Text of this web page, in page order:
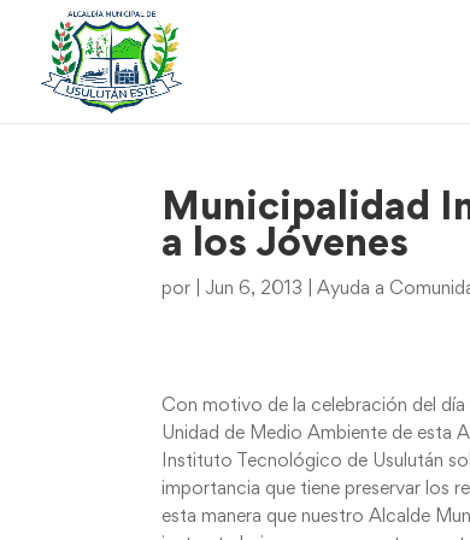
Municipalidad
a los Jóvenes
por Jun 6, 2013 |Ayuda a
Con motivo de la celebración del
Unidad de Medio Ambiente de esta
Instituto Tecnológico de Usulután
importancia que tiene preservar los
esta manera que nuestro Alcalde